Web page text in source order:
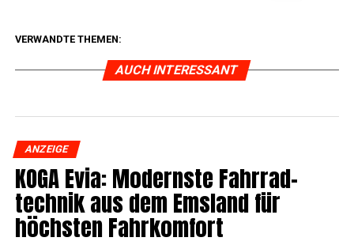
VERWANDTE THEMEN:
AUCH INTERESSANT
ANZEIGE
KOGA Evia: Moderns­te Fahr­rad­
tech­nik aus dem Ems­land für
höchs­ten Fahrkomfort